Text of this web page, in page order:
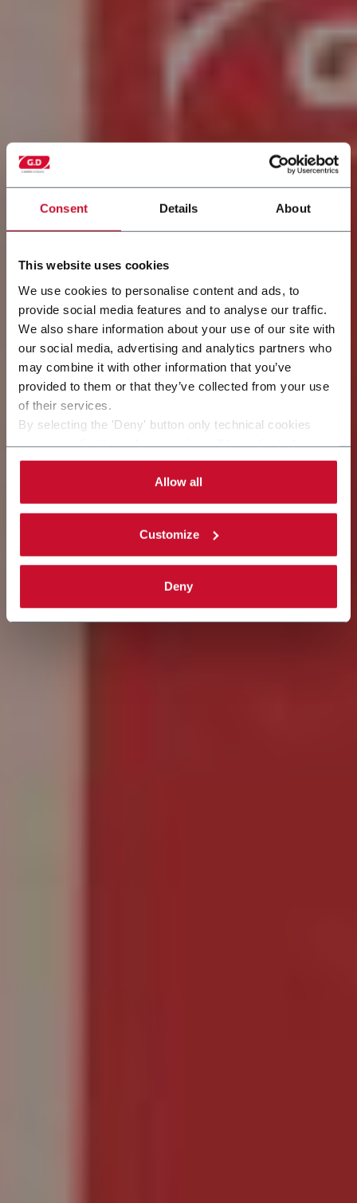
Consent Details About
This website uses cookies
We use cookies to personalise content and ads, to
provide social media features and to analyse our traffic.
We also share information about your use of our site with
our social media, advertising and analytics partners who
may combine it with other information that you’ve
provided to them or that they’ve collected from your use
of their services.
By selecting the 'Deny' button only technical cookies
By selecting the 'Customize' button you can choose the
single categories of cookies to be activated.
Read the completecookie policy.
Allow all
Customize
Deny
La innovación es
nuestro compromiso